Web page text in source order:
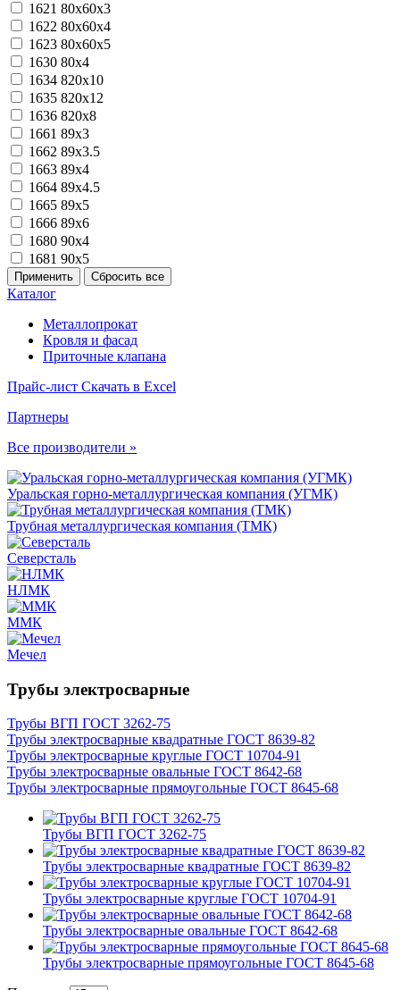
1621 80x60x3
1622 80x60x4
1623 80x60x5
1630 80х4
1634 820x10
1635 820x12
1636 820x8
1661 89х3
1662 89х3.5
1663 89х4
1664 89х4.5
1665 89х5
1666 89х6
1680 90х4
1681 90х5
Каталог
Металлопрокат
Кровля и фасад
Приточные клапана
Прайс-лист Скачать в Excel
Партнеры
Все производители »
Уральская горно-металлургическая компания (УГМК)
Трубная металлургическая компания (ТМК)
Северсталь
НЛМК
ММК
Мечел
Трубы электросварные
Трубы ВГП ГОСТ 3262-75
Трубы электросварные квадратные ГОСТ 8639-82
Трубы электросварные круглые ГОСТ 10704-91
Трубы электросварные овальные ГОСТ 8642-68
Трубы электросварные прямоугольные ГОСТ 8645-68
Трубы ВГП ГОСТ 3262-75
Трубы электросварные квадратные ГОСТ 8639-82
Трубы электросварные круглые ГОСТ 10704-91
Трубы электросварные овальные ГОСТ 8642-68
Трубы электросварные прямоугольные ГОСТ 8645-68